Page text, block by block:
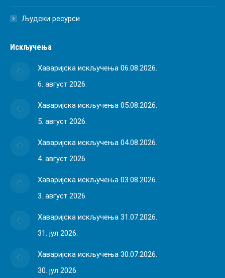
Људски ресурси
Искључења
Хаваријска искључења 06.08.2026.
6. август 2026.
Хаваријска искључења 05.08.2026.
5. август 2026.
Хаваријска искључења 04.08.2026.
4. август 2026.
Хаваријска искључења 03.08.2026.
3. август 2026.
Хаваријска искључења 31.07.2026.
31. јул 2026.
Хаваријска искључења 30.07.2026.
30. јул 2026.